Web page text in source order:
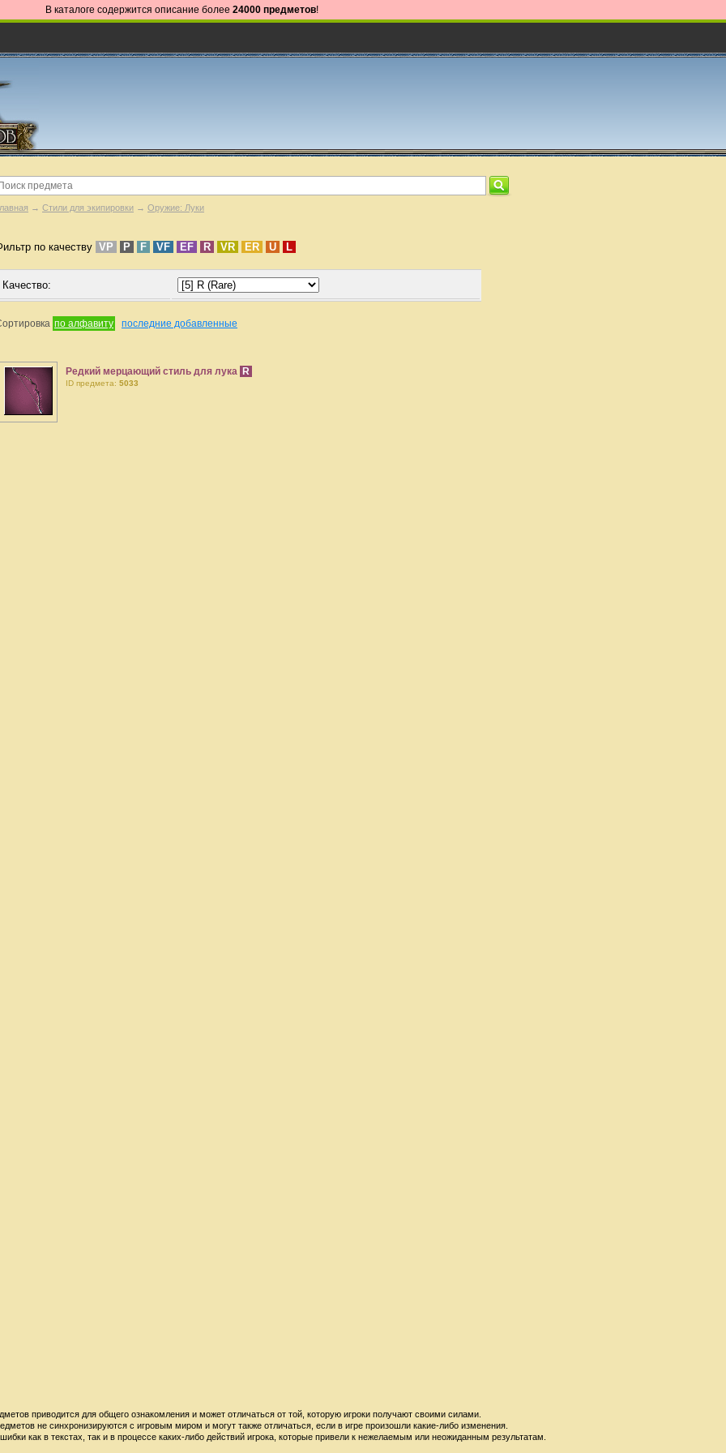
В каталоге содержится описание более 24000 предметов!
→ Стили для экипировки → Оружие: Луки
по качеству VP P F VF EF R VR ER U L
Качество:
по алфавиту последние добавленные
Редкий мерцающий стиль для лука R
ID предмета: 5033
приводится для общего ознакомления и может отличаться от той, которую игроки получают своими силами.
не синхронизируются с игровым миром и могут также отличаться, если в игре произошли какие-либо изменения.
как в текстах, так и в процессе каких-либо действий игрока, которые привели к нежелаемым или неожиданным результатам.